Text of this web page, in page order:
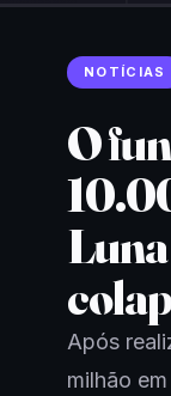
NOTÍCIAS
O
Após
milhão